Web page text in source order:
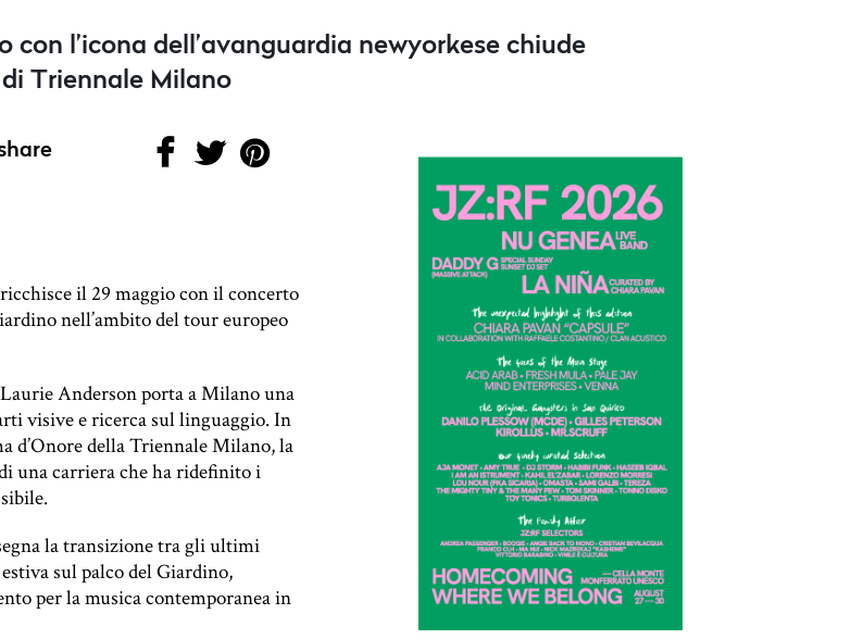
con l’icona dell’avanguardia newyorkese chiude
Triennale Milano
il 29 maggio con il concerto
nell’ambito del tour europeo
Anderson porta a Milano una
visive e ricerca sul linguaggio. In
d’Onore della Triennale Milano, la
una carriera che ha ridefinito i
la transizione tra gli ultimi
sul palco del Giardino,
per la musica contemporanea in